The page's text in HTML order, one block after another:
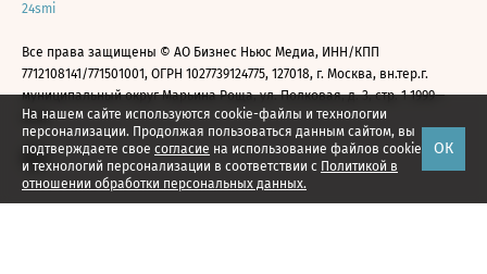
На нашем сайте используются cookie-файлы и технологии
персонализации. Продолжая пользоваться данным сайтом, вы
подтверждаете свое согласие на использование файлов cookie
и технологий персонализации в соответствии с Политикой в
отношении обработки персональных данных.
ОК
24smi
Все права защищены © АО Бизнес Ньюс Медиа, ИНН/КПП
7712108141/771501001, ОГРН 1027739124775, 127018, г. Москва, вн.тер.г.
муниципальный округ Марьина Роща, ул. Полковая, д. 3, стр. 1 1999—
2026